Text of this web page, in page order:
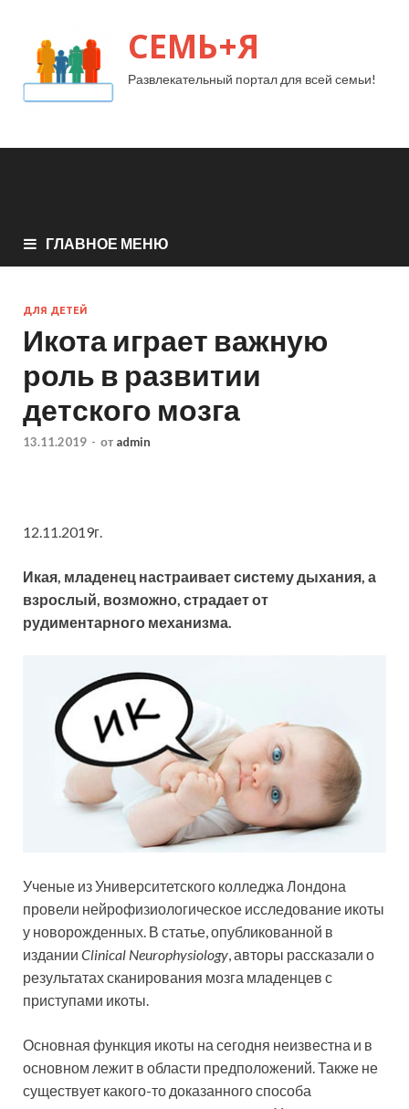
СЕМЬ+Я
Развлекательный портал для всей семьи!
ГЛАВНОЕ МЕНЮ
ДЛЯ ДЕТЕЙ
Икота играет важную
роль в развитии
детского мозга
13.11.2019 - от admin
12.11.2019г.
Икая, младенец настраивает систему дыхания, а
взрослый, возможно, страдает от
рудиментарного механизма.
Ученые из Университетского колледжа Лондона
провели нейрофизиологическое исследование икоты
у новорожденных. В статье, опубликованной в
издании Clinical Neurophysiology, авторы рассказали о
результатах сканирования мозга младенцев с
приступами икоты.
Основная функция икоты на сегодня неизвестна и в
основном лежит в области предположений. Также не
существует какого-то доказанного способа